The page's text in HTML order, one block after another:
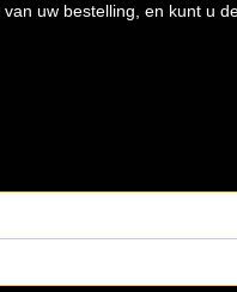
uw bestelling, en kunt u